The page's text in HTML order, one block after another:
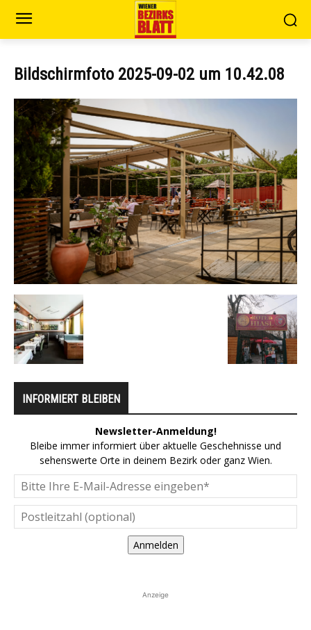
Bildschirmfoto 2025-09-02 um 10.42.08
INFORMIERT BLEIBEN
Newsletter-Anmeldung!
Bleibe immer informiert über aktuelle Geschehnisse und
sehenswerte Orte in deinem Bezirk oder ganz Wien.
Anmelden
Anzeige